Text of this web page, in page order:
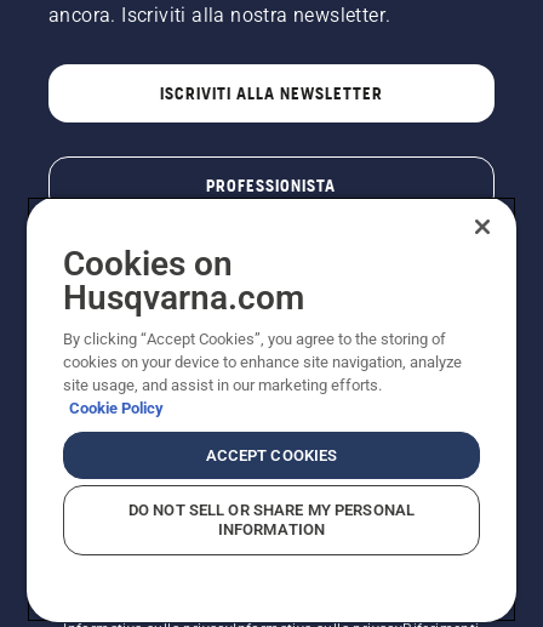
ancora. Iscriviti alla nostra newsletter.
ISCRIVITI ALLA NEWSLETTER
PROFESSIONISTA
© Husqvarna AB (publ). Tutti i diritti riservati. I prezzi
pubblicati si intendono raccomandati e arrotondati, non
impegnativi, comprensivi di I.V.A. vigente. FERCAD SpA
- Via Retrone, 49 - 36077 Altavilla Vic. (VI) - Capitale
Sociale € 2.000.000 int. vers. P.I. e C.F. 01252490246 -
Cookies on
Husqvarna.com
By clicking “Accept Cookies”, you agree to the storing of
cookies on your device to enhance site navigation, analyze
site usage, and assist in our marketing efforts.
Cookie Policy
ACCEPT COOKIES
DO NOT SELL OR SHARE MY PERSONAL
INFORMATION